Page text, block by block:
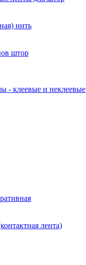
нить
штор
- клеевые и неклеевые
лента)